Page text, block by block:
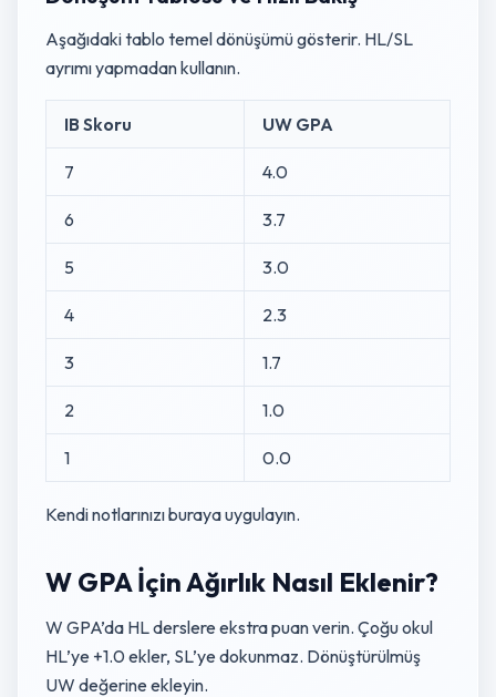
Aşağıdaki tablo temel dönüşümü gösterir. HL/SL
ayrımı yapmadan kullanın.
IB Skoru UW GPA
7 4.0
6 3.7
5 3.0
4 2.3
3 1.7
2 1.0
1 0.0
Kendi notlarınızı buraya uygulayın.
W GPA İçin Ağırlık Nasıl Eklenir?
W GPA’da HL derslere ekstra puan verin. Çoğu okul
HL’ye +1.0 ekler, SL’ye dokunmaz. Dönüştürülmüş
UW değerine ekleyin.